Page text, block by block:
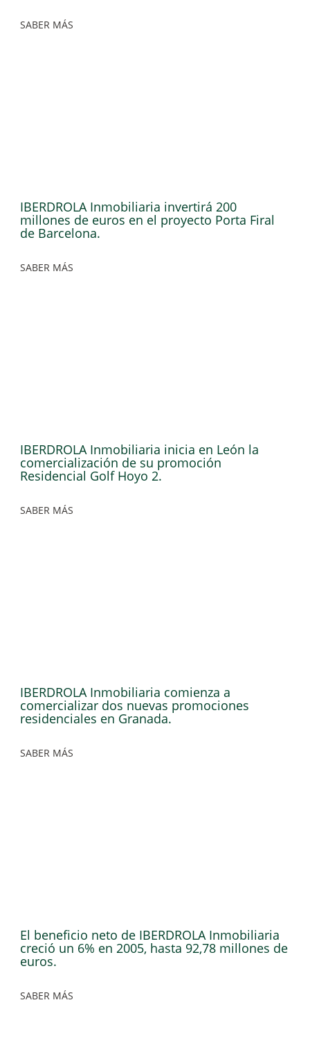
SABER MÁS
IBERDROLA Inmobiliaria invertirá 200
millones de euros en el proyecto Porta Firal
de Barcelona.
SABER MÁS
IBERDROLA Inmobiliaria inicia en León la
comercialización de su promoción
Residencial Golf Hoyo 2.
SABER MÁS
IBERDROLA Inmobiliaria comienza a
comercializar dos nuevas promociones
residenciales en Granada.
SABER MÁS
El beneficio neto de IBERDROLA Inmobiliaria
creció un 6% en 2005, hasta 92,78 millones de
euros.
SABER MÁS